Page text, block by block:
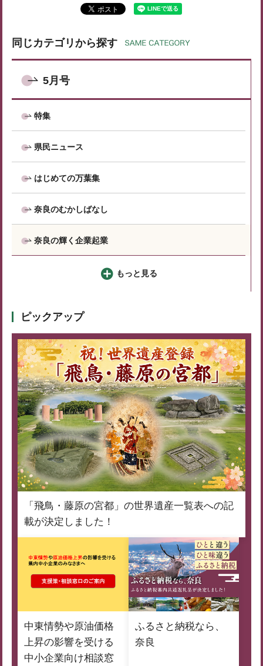
同じカテゴリから探す
5月号
特集
県民ニュース
はじめての万葉集
奈良のむかしばなし
奈良の輝く企業起業
もっと見る
ピックアップ
「飛鳥・藤原の宮都」の世界遺産一覧表への記
載が決定しました！
中東情勢や原油価格
上昇の影響を受ける
中小企業向け相談窓
ふるさと納税なら、
奈良